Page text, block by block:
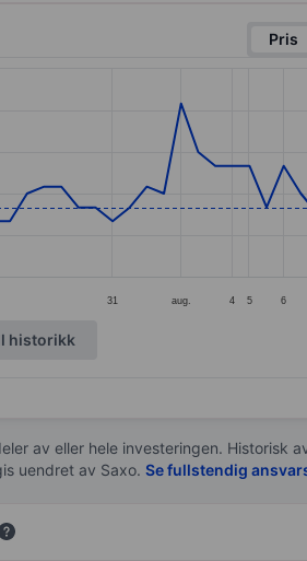
Pris
31 aug. 4 5 6
historikk
av eller hele investeringen. Historisk
uendret av Saxo. Se fullstendig